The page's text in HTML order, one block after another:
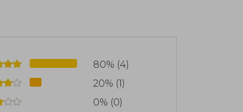
80% (4)
20% (1)
0% (0)